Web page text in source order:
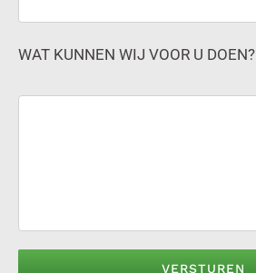
WAT KUNNEN WIJ VOOR U DOEN?